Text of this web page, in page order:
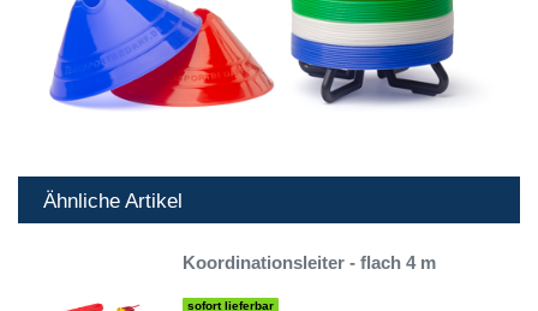
Ähnliche Artikel
Koordinationsleiter - flach 4 m
sofort lieferbar